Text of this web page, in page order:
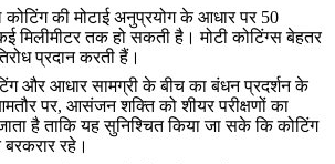
कोटिंग की मोटाई अनुप्रयोग के आधार पर 50
मिलीमीटर तक हो सकती है। मोटी कोटिंग्स बेहतर
प्रदान करती हैं।
और आधार सामग्री के बीच का बंधन प्रदर्शन के
पर, आसंजन शक्ति को शीयर परीक्षणों का
है ताकि यह सुनिश्चित किया जा सके कि कोटिंग
रहे।